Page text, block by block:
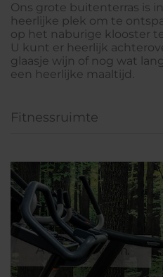
Ons grote buitenterras is
heerlijke plek om te
op het naburige klooster
U kunt er heerlijk
glaasje wijn of nog wat
een heerlijke maaltijd.
Fitnessruimte